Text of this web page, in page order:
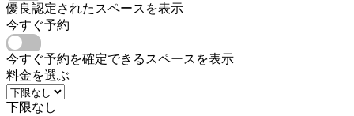
優良認定されたスペースを表示
今すぐ予約
今すぐ予約を確定できるスペースを表示
料金を選ぶ
下限なし